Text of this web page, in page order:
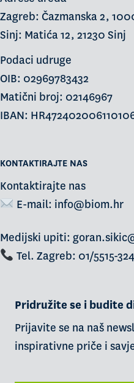
Zagreb: Čazmanska 2,
Sinj: Matića 12, 21230 Sinj
Podaci udruge
OIB: 02969783432
Matični broj: 02146967
IBAN:
KONTAKTIRAJTE NAS
Kontaktirajte nas
E-mail: info@biom.hr
Medijski upiti:
Tel. Zagreb: 01/5515-324
Pridružite se i budite
Prijavite se na naš
inspirativne priče i